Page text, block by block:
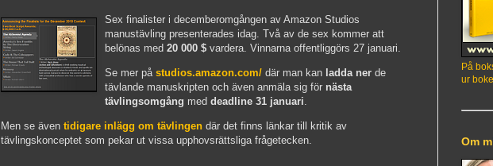
Sex finalister i decemberomgången av Amazon Studios
manustävling presenterades idag. Två av de sex kommer att
belönas med 20 000 $ vardera. Vinnarna offentliggörs 27 januari.
Se mer på studios.amazon.com/ där man kan ladda ner de
tävlande manuskripten och även anmäla sig för nästa
tävlingsomgång med deadline 31 januari.
Men se även tidigare inlägg om tävlingen där det finns länkar till kritik av
tävlingskonceptet som pekar ut vissa upphovsrättsliga frågetecken.
På
ur
Om